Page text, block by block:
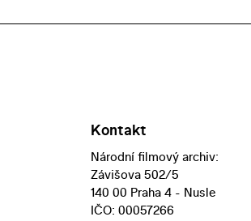
Kontakt
Národní filmový archiv:
Závišova 502/5
140 00 Praha 4 - Nusle
IČO: 00057266